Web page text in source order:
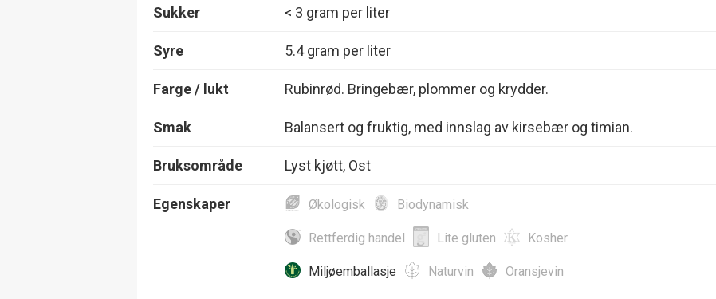
Sukker < 3 gram per liter
Syre 5.4 gram per liter
Farge / lukt Rubinrød. Bringebær, plommer og krydder.
Smak Balansert og fruktig, med innslag av kirsebær og timian.
Bruksområde Lyst kjøtt, Ost
Egenskaper Økologisk Biodynamisk
Rettferdig handel Lite gluten Kosher
Miljøemballasje Naturvin Oransjevin